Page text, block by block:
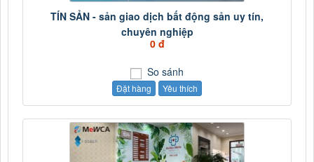
TÍN SẢN - sản giao dịch bất động sản uy tín,
chuyên nghiệp
0 đ
So sánh
Đặt hàng Yêu thích